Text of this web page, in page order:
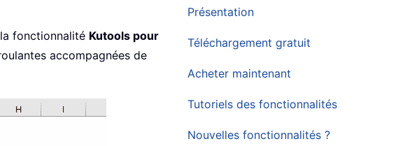
Présentation
Téléchargement gratuit
Acheter maintenant
Tutoriels des fonctionnalités
Nouvelles fonctionnalités ?
fonctionnalité Kutools pour
accompagnées de